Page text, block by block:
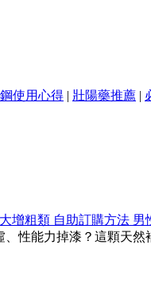
使用心得 | 壯陽藥推薦 |
增粗類 自助訂購方法 男
、性能力掉漆？這顆天然